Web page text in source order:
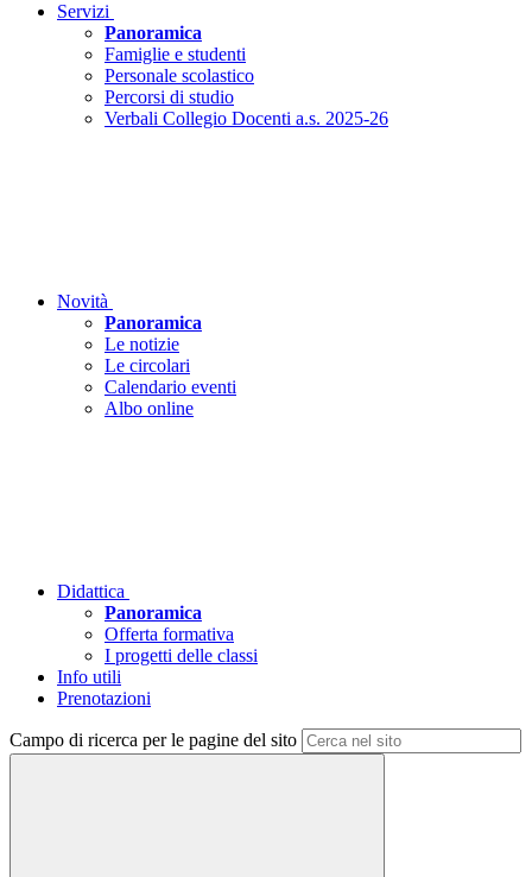
Servizi
Panoramica
Famiglie e studenti
Personale scolastico
Percorsi di studio
Verbali Collegio Docenti a.s. 2025-26
Novità
Panoramica
Le notizie
Le circolari
Calendario eventi
Albo online
Didattica
Panoramica
Offerta formativa
I progetti delle classi
Info utili
Prenotazioni
Campo di ricerca per le pagine del sito